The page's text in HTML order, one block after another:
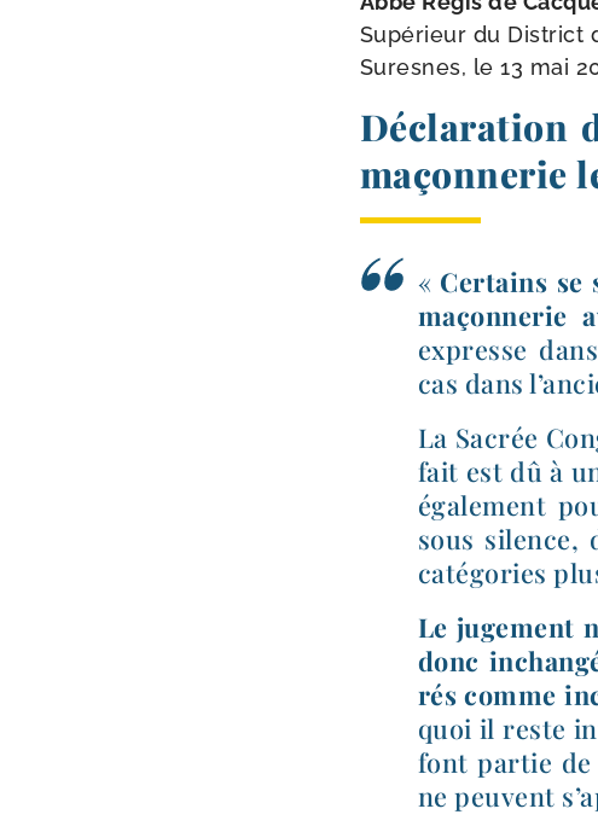
Supérieur du District
Suresnes, le 13 mai
Déclaration
maçonnerie
« Certains se
maçonnerie
expresse
cas dans
La Sacrée
fait est dû à
éga­le­ment
sous silence,
caté­go­ries
Le juge­ment
donc
rés comme
quoi il reste
font par­tie de
ne peuvent